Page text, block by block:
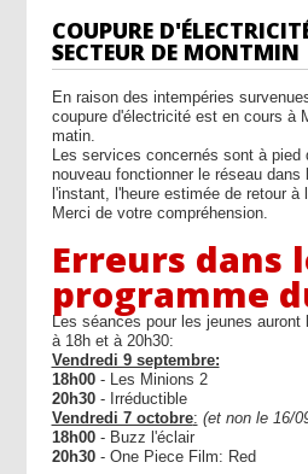
COUPURE
SECTEUR DE MONTMIN
En raison des intempéries
coupure d'électricité est en cours à
matin.
Les services concernés sont à
nouveau fonctionner le réseau
l'instant, l'heure estimée de retour à
Merci de votre compréhension.
Erreurs dans
programme
Les séances pour les jeunes
à 18h et à 20h30:
Vendredi 9 septembre:
18h00- Les Minions 2
20h30- Irréductible
Vendredi 7 octobre: (et non le 16/
18h00- Buzz l'éclair
20h30- One Piece Film: Red